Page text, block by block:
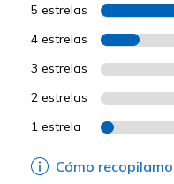
5 estrelas
4 estrelas
3 estrelas
2 estrelas
1 estrela
Cómo